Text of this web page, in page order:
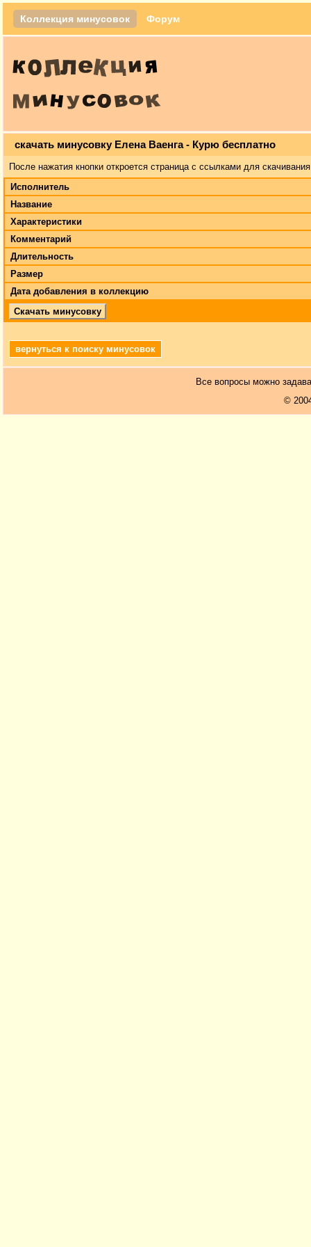
Коллекция минусовок Форум
скачать минусовку Елена Ваенга - Курю бесплатно
После нажатия кнопки откроется страница с ссылками для
Исполнитель
Название
Характеристики
Комментарий
Длительность
Размер
Дата добавления в коллекцию
Скачать минусовку
вернуться к поиску минусовок
Все вопросы можно
©